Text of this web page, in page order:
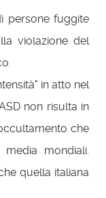
persone fuggite
violazione del
in atto nel
non risulta in
che
mondiali.
quella italiana